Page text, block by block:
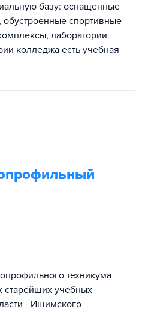
базу: оснащенные
спортивные
лаборатории
колледжа есть учебная
техникума
старейших учебных
- Ишимского